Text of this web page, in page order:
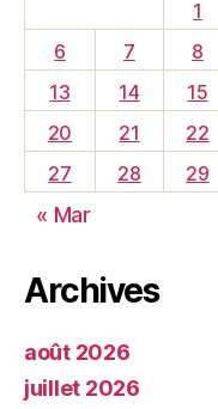
1
6
7 8
13
14 15
20
21 22
27
28 29
« Mar
Archives
août 2026
juillet 2026